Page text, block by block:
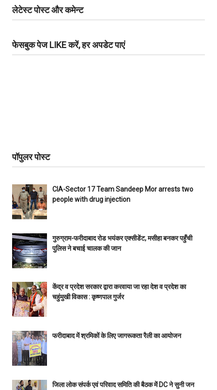
लेटेस्ट पोस्ट और कमेन्ट
फेसबुक पेज LIKE करें, हर अपडेट पाएं
पॉपुलर पोस्ट
CIA-Sector 17 Team Sandeep Mor arrests two
people with drug injection
गुरुग्राम-फरीदाबाद रोड भयंकर एक्सीडेंट, मसीहा बनकर पहुँची
पुलिस ने बचाई चालक की जान
केंद्र व प्रदेश सरकार द्वारा करवाया जा रहा देश व प्रदेश का
चहुंमुखी विकास : कृष्णपाल गुर्जर
फरीदाबाद में श्रमिकों के लिए जागरूकता रैली का आयोजन
जिला लोक संपर्क एवं परिवाद समिति की बैठक में DC ने सुनी जन